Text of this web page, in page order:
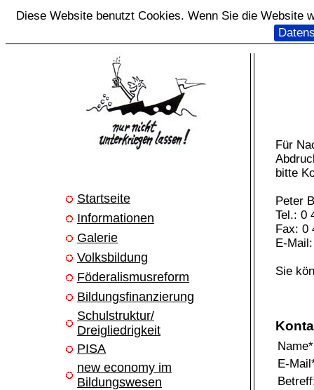
Diese Website benutzt Cookies. Wenn Sie die Website
Startseite
Informationen
Galerie
Volksbildung
Föderalismusreform
Bildungsfinanzierung
Schulstruktur/
Dreigliedrigkeit
PISA
new economy im
Bildungswesen
Für
bitte
Peter
Tel.: 0
Fax: 0
E-
Sie
E-